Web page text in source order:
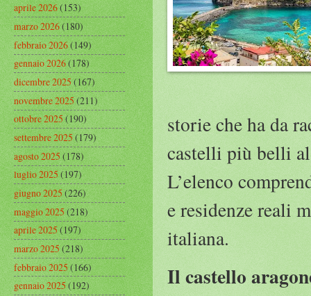
storie che ha da
castelli più belli
L’elenco
e residenze reali
italiana.
Il castello
aprile 2026(153)
marzo 2026(180)
febbraio 2026(149)
gennaio 2026(178)
dicembre 2025(167)
novembre 2025(211)
ottobre 2025(190)
settembre 2025(179)
agosto 2025(178)
luglio 2025(197)
giugno 2025(226)
maggio 2025(218)
aprile 2025(197)
marzo 2025(218)
febbraio 2025(166)
gennaio 2025(192)